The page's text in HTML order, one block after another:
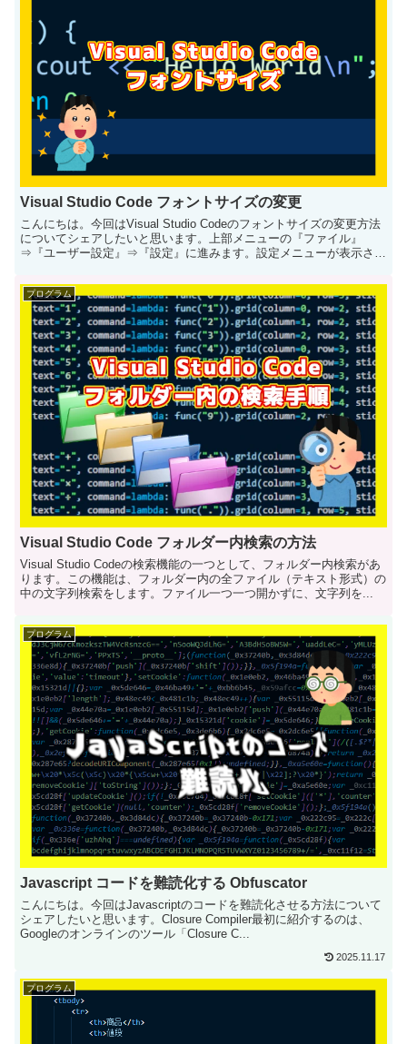
Visual Studio Code フォントサイズの変更
こんにちは。今回はVisual Studio Codeのフォントサイズの変更方法
についてシェアしたいと思います。上部メニューの『ファイル』
⇒『ユーザー設定』⇒『設定』に進みます。設定メニューが表示さ
プログラム
Visual Studio Code フォルダー内検索の方法
Visual Studio Codeの検索機能の一つとして、フォルダー内検索があ
ります。この機能は、フォルダー内の全ファイル（テキスト形式）の
中の文字列検索をします。ファイル一つ一つ開かずに、文字列を...
プログラム
Javascript コードを難読化する Obfuscator
こんにちは。今回はJavascriptのコードを難読化させる方法について
シェアしたいと思います。Closure Compiler最初に紹介するのは、
Googleのオンラインのツール「Closure C...
2025.11.17
プログラム